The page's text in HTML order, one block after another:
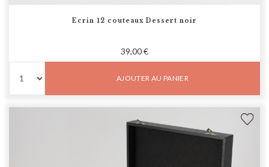
Ecrin 12 couteaux Dessert noir
39,00 €
AJOUTER AU PANIER